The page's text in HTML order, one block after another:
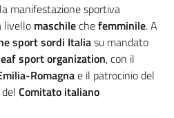
manifestazione sportiva
livello maschilechefemminile. A
sport sordi Italiasu mandato
sport organization, con il
Romagnae il patrocinio del
Comitato italiano